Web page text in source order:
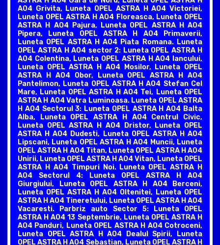
A04 Grivita, Luneta OPEL ASTRA H A04 Victoriei,
Luneta OPEL ASTRA H A04 Floreasca, Luneta OPEL
ASTRA H A04 Pajura, Luneta OPEL ASTRA H A04
Pipera, Luneta OPEL ASTRA H A04 Primaverii,
Luneta OPEL ASTRA H A04 Piata Romana. Luneta
OPEL ASTRA H A04 sector 2: Luneta OPEL ASTRA H
A04 Colentina, Luneta OPEL ASTRA H A04 Iancului,
Luneta OPEL ASTRA H A04 Mosilor, Luneta OPEL
ASTRA H A04 Obor, Luneta OPEL ASTRA H A04
Pantelimon, Luneta OPEL ASTRA H A04 Stefan Cel
Mare, Luneta OPEL ASTRA H A04 Tei, Luneta OPEL
ASTRA H A04 Vatra Luminoasa. Luneta OPEL ASTRA
H A04 Sectorul 3: Luneta OPEL ASTRA H A04 Balta
Alba, Luneta OPEL ASTRA H A04 Centrul Civic,
Luneta OPEL ASTRA H A04 Dristor, Luneta OPEL
ASTRA H A04 Dudesti, Luneta OPEL ASTRA H A04
Lipscani, Luneta OPEL ASTRA H A04 Muncii, Luneta
OPEL ASTRA H A04 Titan, Luneta OPEL ASTRA H A04
Unirii, Luneta OPEL ASTRA H A04 Vitan, Luneta OPEL
ASTRA H A04 Timpuri Noi. Luneta OPEL ASTRA H
A04 Sectorul 4: Luneta OPEL ASTRA H A04
Giurgiului, Luneta OPEL ASTRA H A04 Berceni,
Luneta OPEL ASTRA H A04 Oltenitei, Luneta OPEL
ASTRA H A04 Tineretului, Luneta OPEL ASTRA H A04
Vacaresti. Parbriz auto Sector 5: Luneta OPEL
ASTRA H A04 13 Septembrie, Luneta OPEL ASTRA H
A04 Panduri, Luneta OPEL ASTRA H A04 Cotroceni,
Luneta OPEL ASTRA H A04 Dealul Spirii, Luneta
OPEL ASTRA H A04 Sebastian, Luneta OPEL ASTRA H